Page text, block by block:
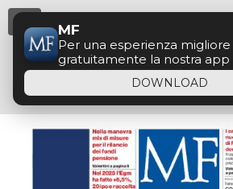
MF
Per una esperienza migliore
gratuitamente la nostra app
DOWNLOAD
Menu